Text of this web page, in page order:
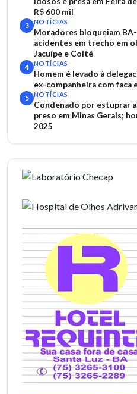
R$ 600 mil
3 NOTÍCIAS
Moradores bloqueiam
acidentes em trecho em
Jacuípe e Coité
4 NOTÍCIAS
Homem é levado à
ex-companheira com faca
5 NOTÍCIAS
Condenado por estuprar
preso em Minas Gerais;
2025